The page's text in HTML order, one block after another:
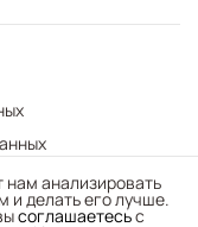
нам анализировать
и делать его лучше.
соглашаетесьс